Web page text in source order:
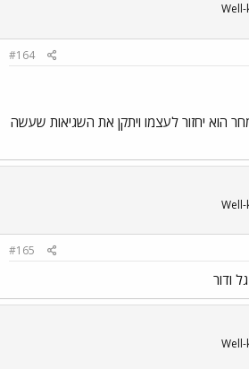
#164
הוא יחזור לעצמו ויתקן את השגיאות שעשה
#165
ודור